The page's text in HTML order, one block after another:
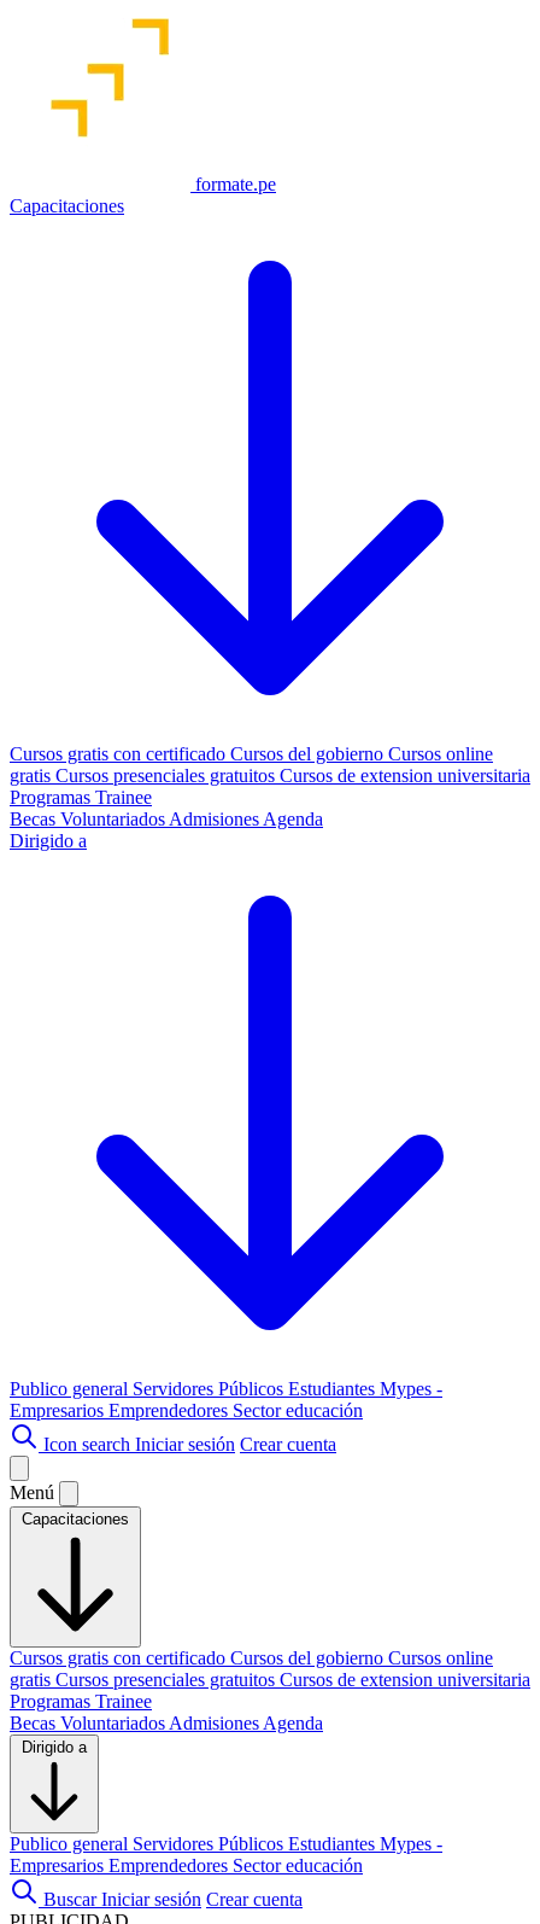
formate.pe
Capacitaciones
Cursos gratis con certificado Cursos del gobierno Cursos online
gratis Cursos presenciales gratuitos Cursos de extension universitaria
Programas Trainee
Becas Voluntariados Admisiones Agenda
Dirigido a
Publico general Servidores Públicos Estudiantes Mypes -
Empresarios Emprendedores Sector educación
Icon search Iniciar sesión Crear cuenta
Menú
Capacitaciones
Cursos gratis con certificado Cursos del gobierno Cursos online
gratis Cursos presenciales gratuitos Cursos de extension universitaria
Programas Trainee
Becas Voluntariados Admisiones Agenda
Dirigido a
Publico general Servidores Públicos Estudiantes Mypes -
Empresarios Emprendedores Sector educación
Buscar Iniciar sesión Crear cuenta